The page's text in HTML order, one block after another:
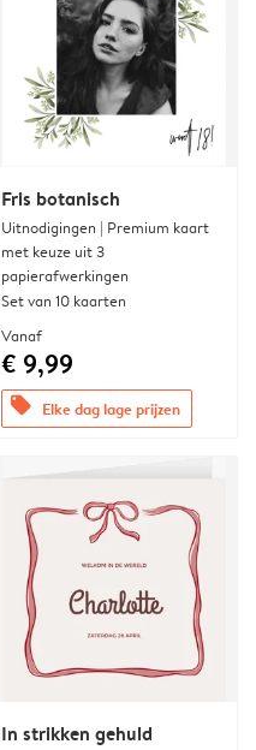
Fris botanisch
Uitnodigingen | Premium kaart
met keuze uit 3
papierafwerkingen
Set van 10 kaarten
Vanaf
€ 9,99
offers Elke dag lage prijzen
In strikken gehuld